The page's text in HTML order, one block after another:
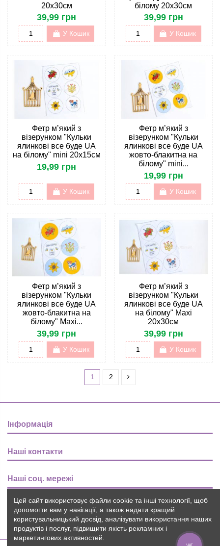
20х30см
39,99 грн
У Кошик
білому 20х30см
39,99 грн
У Кошик
Фетр м’який з
візерунком "Кульки
ялинкові все буде UA
на білому" mini 20х15см
19,99 грн
У Кошик
Фетр м’який з
візерунком "Кульки
ялинкові все буде UA
жовто-блакитна на
білому" mini...
19,99 грн
У Кошик
Фетр м’який з
візерунком "Кульки
ялинкові все буде UA
жовто-блакитна на
білому" Maxi...
39,99 грн
У Кошик
Фетр м’який з
візерунком "Кульки
ялинкові все буде UA
на білому" Maxi
20х30см
39,99 грн
У Кошик
1 2
Інформація
Наші контакти
Наші соц. мережі
Розсилка
Цей сайт використовує файли cookie та інші технології, щоб
допомогти вам у навігації, а також надати кращий
користувальницький досвід, аналізувати використання наших
продуктів і послуг, підвищити якість рекламних і
маркетингових активностей.
ЧАТ